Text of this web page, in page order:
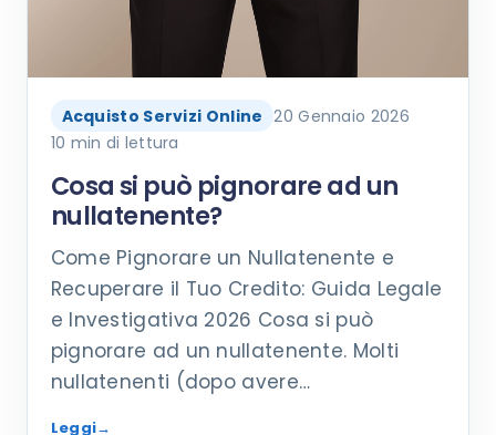
Acquisto Servizi Online 20 Gennaio 2026
10 min di lettura
Cosa si può pignorare ad un
nullatenente?
Come Pignorare un Nullatenente e
Recuperare il Tuo Credito: Guida Legale
e Investigativa 2026 Cosa si può
pignorare ad un nullatenente. Molti
nullatenenti (dopo avere…
Leggi→